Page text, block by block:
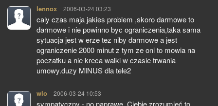
lennox pisze:
2006-03-24 03:23
caly czas maja jakies problem ,skoro darmowe to
darmowe i nie powinno byc ograniczenia,taka sama
sytuacja jest w erze tez niby darmowe a jest
ograniczenie 2000 minut z tym ze oni to mowia na
poczatku a nie kreca walki w czasie trwania
umowy.duzy MINUS dla tele2
wlo pisze:
2006-03-24 10:53
sympatyczny - no naprawe, Ciebie zrozumieć to